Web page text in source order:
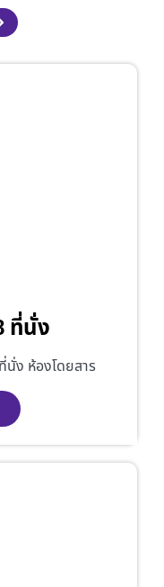
ที่นั่ง
นั่ง ห้องโดยสาร